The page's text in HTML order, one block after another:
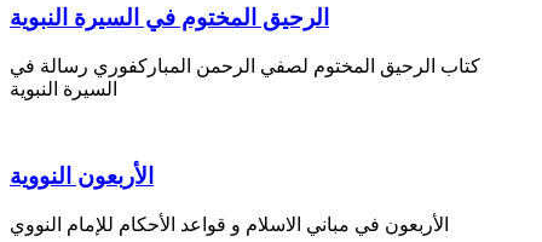
الرحيق المختوم في السيرة النبوية
كتاب الرحيق المختوم لصفي الرحمن المباركفوري رسالة في
السيرة النبوية
الأربعون النووية
الأربعون في مباني الاسلام و قواعد الأحكام للإمام النووي